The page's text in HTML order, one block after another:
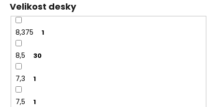
Velikost desky
8,375 1
8,5 30
7,3 1
7,5 1